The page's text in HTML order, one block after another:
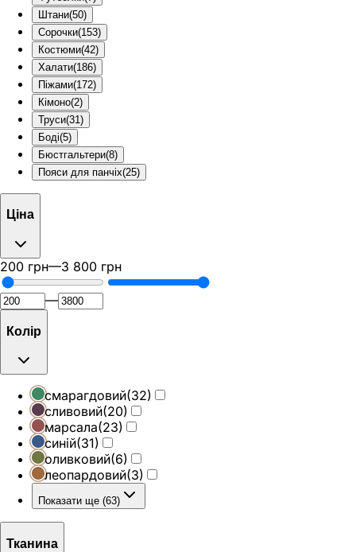
Штани(50)
Сорочки(153)
Костюми(42)
Халати(186)
Піжами(172)
Кімоно(2)
Труси(31 )
Боді(5)
Бюстгальтери(8)
Пояси для панчіх(25)
Ціна
200 грн—3 800 грн
—
Колір
смарагдовий(32)
сливовий(20)
марсала(23)
синій(31)
оливковий(6)
леопардовий(3)
Показати ще (63)
Тканина